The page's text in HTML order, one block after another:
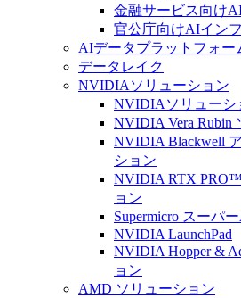
金融サービス向け
官公庁向けAIイン
AIデータプラットフォー
データレイク
NVIDIAソリューション
NVIDIAソリューシ
NVIDIA Vera Rubin
NVIDIA Blackwell
ション
NVIDIA RTX
ョン
Supermicro スーパ
NVIDIA LaunchPad
NVIDIA Hopper &
ョン
AMD ソリューション